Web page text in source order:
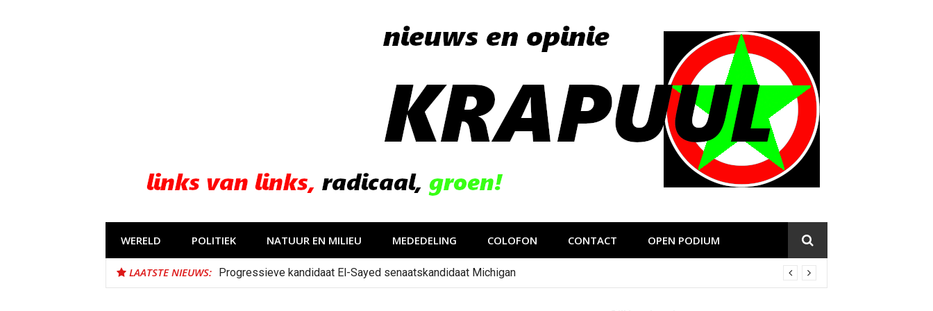
WERELD POLITIEK NATUUR EN MILIEU MEDEDELING COLOFON CONTACT OPEN PODIUM
LAATSTE NIEUWS: Progressieve kandidaat El-Sayed senaatskandidaat Michigan